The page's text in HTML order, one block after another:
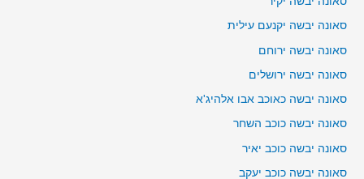
סאונה יבשה יקנעם עילית
סאונה יבשה ירוחם
סאונה יבשה ירושלים
סאונה יבשה כאוכב אבו אלהיג'א
סאונה יבשה כוכב השחר
סאונה יבשה כוכב יאיר
סאונה יבשה כוכב יעקב